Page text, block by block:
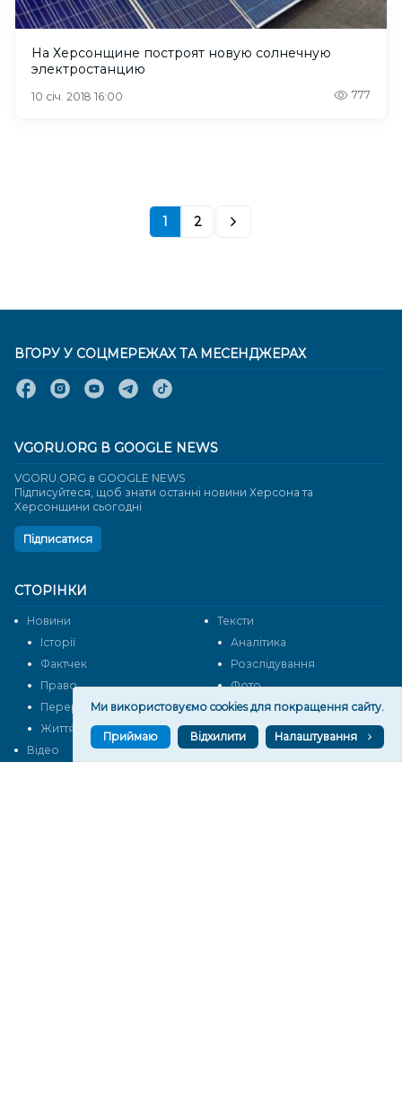
На Херсонщине построят новую солнечную
электростанцию
10 січ. 2018 16:00 777
1 2
СТОРІНКИ
Новини
Тексти
Історії
Аналітика
Фактчек
Розслідування
Право
Фото
Перерва на каву
Промо
Життя
Блоги
Відео
Архів
ВГОРУ У СОЦМЕРЕЖАХ ТА МЕСЕНДЖЕРАХ
VGORU.ORG В GOOGLE NEWS
VGORU.ORG в GOOGLE NEWS
Підписуйтеся, щоб знати останні новини Херсона та
Херсонщини сьогодні
Підписатися
Ми використовуємо cookies для покращення сайту.
Приймаю Відхилити Налаштування